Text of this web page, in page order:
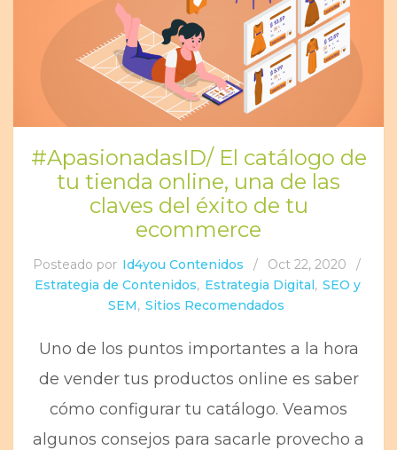
#ApasionadasID/ El catálogo de
tu tienda online, una de las
claves del éxito de tu
ecommerce
Posteado por Id4you Contenidos / Oct 22, 2020
/
Estrategia de Contenidos, Estrategia Digital, SEO y
SEM, Sitios Recomendados
Uno de los puntos importantes a la hora
de vender tus productos online es saber
cómo configurar tu catálogo. Veamos
algunos consejos para sacarle provecho a